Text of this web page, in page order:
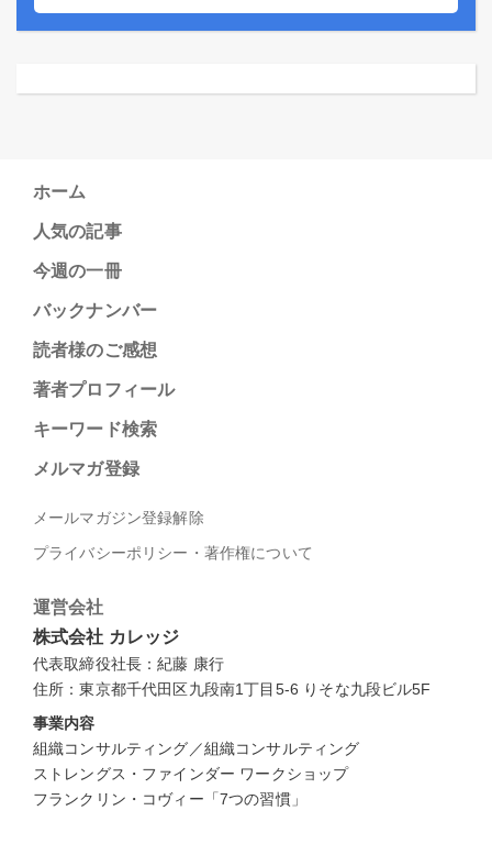
ホーム
人気の記事
今週の一冊
バックナンバー
読者様のご感想
著者プロフィール
キーワード検索
メルマガ登録
メールマガジン登録解除
プライバシーポリシー・著作権について
運営会社
株式会社 カレッジ
代表取締役社長：紀藤 康行
住所：東京都千代田区九段南1丁目5-6 りそな九段ビル5F
事業内容
組織コンサルティング／組織コンサルティング
ストレングス・ファインダー ワークショップ
フランクリン・コヴィー「7つの習慣」